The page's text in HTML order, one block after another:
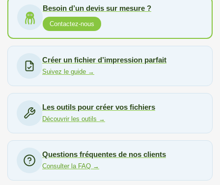
Besoin d’un devis sur mesure ?
Contactez-nous
Créer un fichier d’impression parfait
Suivez le guide →
Les outils pour créer vos fichiers
Découvrir les outils →
Questions fréquentes de nos clients
Consulter la FAQ →